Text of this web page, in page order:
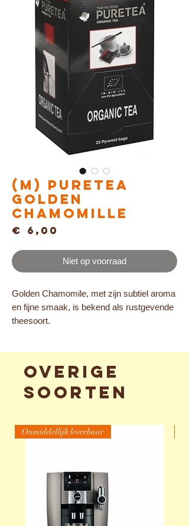
(M) Puretea
GOLDEN
CHAMOMILLE
€ 6,00
Niet op voorraad
Golden Chamomile, met zijn subtiel aroma
en fijne smaak, is bekend als rustgevende
theesoort.
Overige
soorten
Onmiddellijk leverbaar